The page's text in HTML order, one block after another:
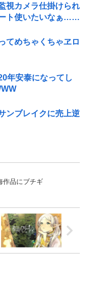
視カメラ仕掛けられ
ト使いたいなぁ…せ
てめちゃくちゃヱロ
年安泰になってし
ンブレイクに売上逆
作品にブチギ